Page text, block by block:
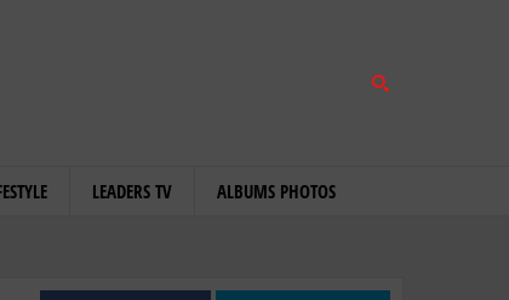
LEADERS TV ALBUMS PHOTOS